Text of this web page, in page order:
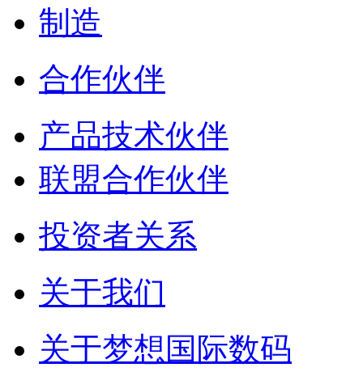
制造
合作伙伴
产品技术伙伴
联盟合作伙伴
投资者关系
关于我们
关于梦想国际数码